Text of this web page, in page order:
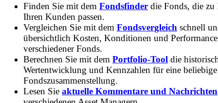
Finden Sie mit dem Fondsfinder die Fonds, die zu
Ihren Kunden passen.
Vergleichen Sie mit dem Fondsvergleich schnell
übersichtlich Kosten, Konditionen und Performance
verschiedener Fonds.
Berechnen Sie mit dem Portfolio-Tool die
Wertentwicklung und Kennzahlen für eine beliebige
Fondszusammenstellung.
Lesen Sie aktuelle Kommentare und Nachrichten